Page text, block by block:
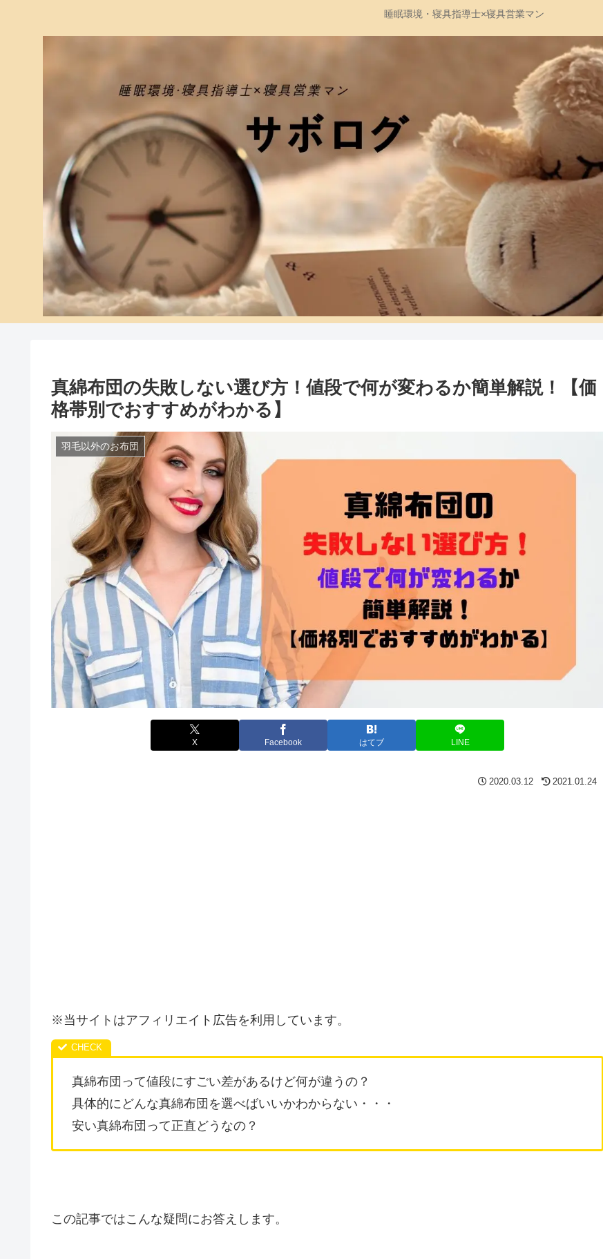
睡眠環境・寝具指導士×寝具営業マン
真綿布団の失敗しない選び方！値段で何が変わるか簡単解説！【価
格帯別でおすすめがわかる】
羽毛以外のお布団
X Facebook はてブ LINE
2020.03.12 2021.01.24
※当サイトはアフィリエイト広告を利用しています。
真綿布団って値段にすごい差があるけど何が違うの？
具体的にどんな真綿布団を選べばいいかわからない・・・
安い真綿布団って正直どうなの？
この記事ではこんな疑問にお答えします。